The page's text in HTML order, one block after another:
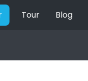
Tour Blog